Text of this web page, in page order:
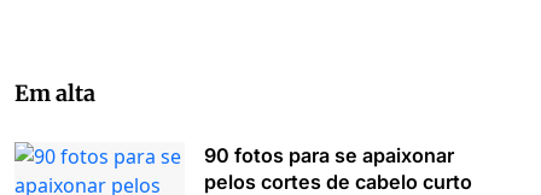
Em alta
90 fotos para se apaixonar
pelos cortes de cabelo curto